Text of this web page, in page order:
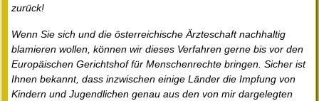
zurück!
Wenn Sie sich und die österreichische Ärzteschaft nachhaltig
blamieren wollen, können wir dieses Verfahren gerne bis vor den
Europäischen Gerichtshof für Menschenrechte bringen. Sicher ist
Ihnen bekannt, dass inzwischen einige Länder die Impfung von
Kindern und Jugendlichen genau aus den von mir dargelegten